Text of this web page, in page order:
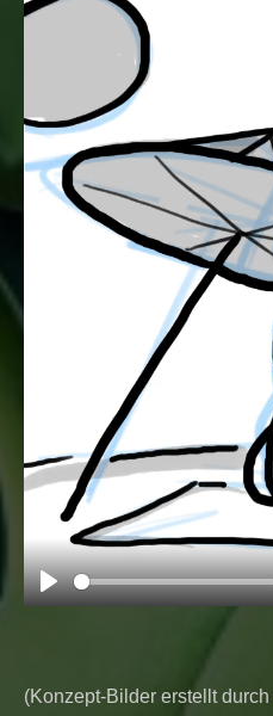
P
y
(Konzept-Bilder erstellt